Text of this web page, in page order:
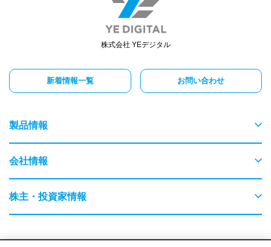
株式会社 YEデジタル
新着情報一覧 お問い合わせ
製品情報
物流
交通
会社情報
ごあいさつ
株主・投資家情報